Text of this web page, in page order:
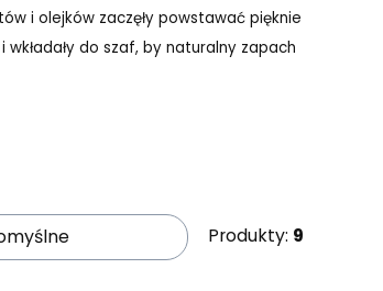
i olejków zaczęły powstawać pięknie
do szaf, by naturalny zapach
Pomogą także w odstraszeniu
Produkty: 9